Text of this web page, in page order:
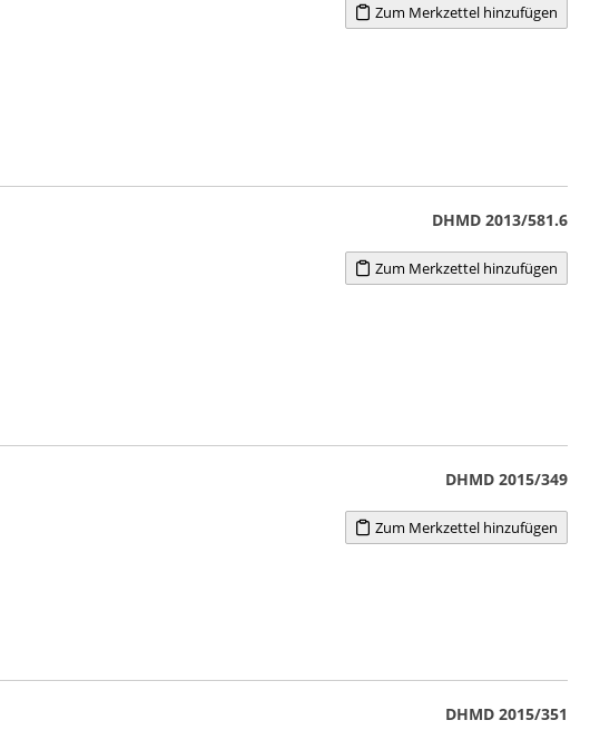
Zum Merkzettel hinzufügen
DHMD 2013/581.6
Zum Merkzettel hinzufügen
DHMD 2015/349
Zum Merkzettel hinzufügen
DHMD 2015/351